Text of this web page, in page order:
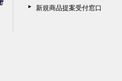
新規商品提案受付窓口